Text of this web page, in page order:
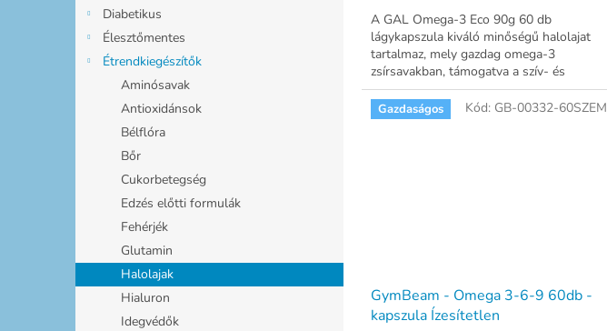
Diabetikus
Élesztőmentes
Étrendkiegészítők
Aminósavak
Antioxidánsok
Bélflóra
Bőr
Cukorbetegség
Edzés előtti formulák
Fehérjék
Glutamin
Halolajak
Hialuron
Idegvédők
A GAL Omega-3 Eco 90g 60 db
lágykapszula kiváló minőségű halolajat
tartalmaz, mely gazdag omega-3
zsírsavakban, támogatva a szív- és
érrendszer egészségét. Az eco-friendly...
Gazdaságos
GymBeam - Omega 3-6-9 60db -
kapszula Ízesítetlen
Kód: GB-00332-60SZEM